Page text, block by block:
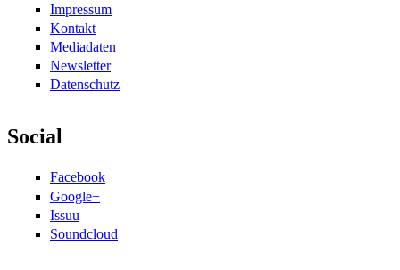
Impressum
Kontakt
Mediadaten
Newsletter
Datenschutz
Social
Facebook
Google+
Issuu
Soundcloud